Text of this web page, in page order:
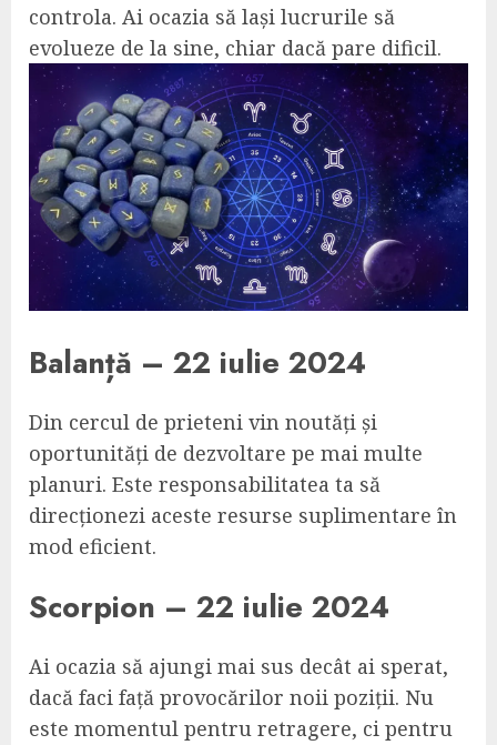
controla. Ai ocazia să lași lucrurile să
evolueze de la sine, chiar dacă pare dificil.
Balanță – 22 iulie 2024
Din cercul de prieteni vin noutăți și
oportunități de dezvoltare pe mai multe
planuri. Este responsabilitatea ta să
direcționezi aceste resurse suplimentare în
mod eficient.
Scorpion – 22 iulie 2024
Ai ocazia să ajungi mai sus decât ai sperat,
dacă faci față provocărilor noii poziții. Nu
este momentul pentru retragere, ci pentru